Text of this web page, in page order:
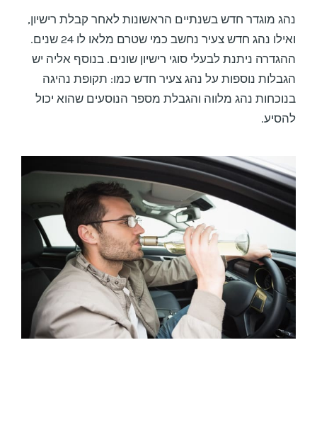
נהג מוגדר חדש בשנתיים הראשונות לאחר קבלת רישיון,
ואילו נהג חדש צעיר נחשב כמי שטרם מלאו לו 24 שנים.
ההגדרה ניתנת לבעלי סוגי רישיון שונים. בנוסף אליה יש
הגבלות נוספות על נהג צעיר חדש כמו: תקופת נהיגה
בנוכחות נהג מלווה והגבלת מספר הנוסעים שהוא יכול
להסיע.